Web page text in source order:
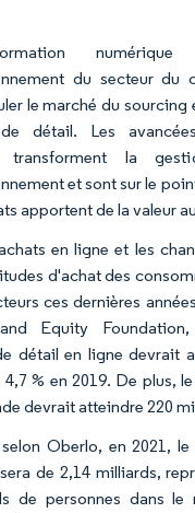
du secteur du
le marché du sourcing
détail. Les
transforment la
et sont sur le
apportent de la valeur
en ligne et les
d'achat des
ces dernières
Equity
détail en ligne devrait
% en 2019. De plus,
devrait atteindre 220
Oberlo, en 2021,
de 2,14 milliards,
de personnes dans le